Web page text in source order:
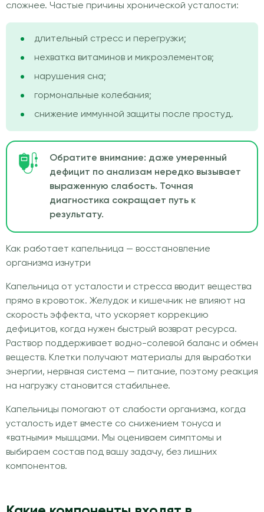
сложнее. Частые причины хронической усталости:
длительный стресс и перегрузки;
нехватка витаминов и микроэлементов;
нарушения сна;
гормональные колебания;
снижение иммунной защиты после простуд.
Обратите внимание: даже умеренный
дефицит по анализам нередко вызывает
выраженную слабость. Точная
диагностика сокращает путь к
результату.
Как работает капельница — восстановление
организма изнутри
Капельница от усталости и стресса вводит вещества
прямо в кровоток. Желудок и кишечник не влияют на
скорость эффекта, что ускоряет коррекцию
дефицитов, когда нужен быстрый возврат ресурса.
Раствор поддерживает водно-солевой баланс и обмен
веществ. Клетки получают материалы для выработки
энергии, нервная система — питание, поэтому реакция
на нагрузку становится стабильнее.
Капельницы помогают от слабости организма, когда
усталость идет вместе со снижением тонуса и
«ватными» мышцами. Мы оцениваем симптомы и
выбираем состав под вашу задачу, без лишних
компонентов.